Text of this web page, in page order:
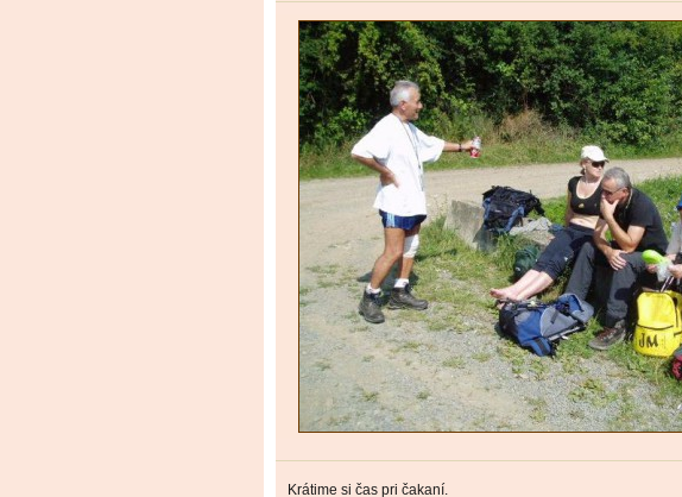
Krátime si čas pri čakaní.